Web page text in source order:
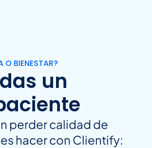
O BIENESTAR?
un
perder calidad de
hacer con Clientify: